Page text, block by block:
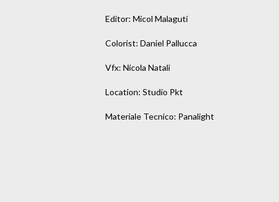
Editor: Micol Malaguti
Colorist: Daniel Pallucca
Vfx: Nicola Natali
Location: Studio Pkt
Materiale Tecnico: Panalight